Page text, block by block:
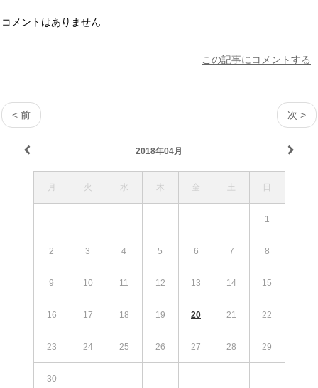
コメントはありません
この記事にコメントする
< 前 次 >
2018年04月
月 火 水 木 金 土 日
1
2 3 4 5 6 7 8
9 10 11 12 13 14 15
16 17 18 19 20 21 22
23 24 25 26 27 28 29
30